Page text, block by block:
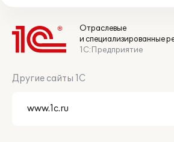
Отраслевые
и специализированные
1С:Предприятие
Другие сайты 1С